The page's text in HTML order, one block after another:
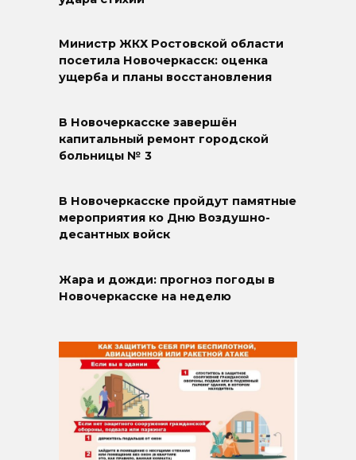
Министр ЖКХ Ростовской области
посетила Новочеркасск: оценка
ущерба и планы восстановления
В Новочеркасске завершён
капитальный ремонт городской
больницы № 3
В Новочеркасске пройдут памятные
мероприятия ко Дню Воздушно-
десантных войск
Жара и дожди: прогноз погоды в
Новочеркасске на неделю